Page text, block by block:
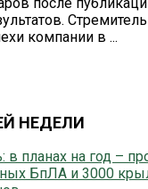
компании в ...
НЕДЕЛИ